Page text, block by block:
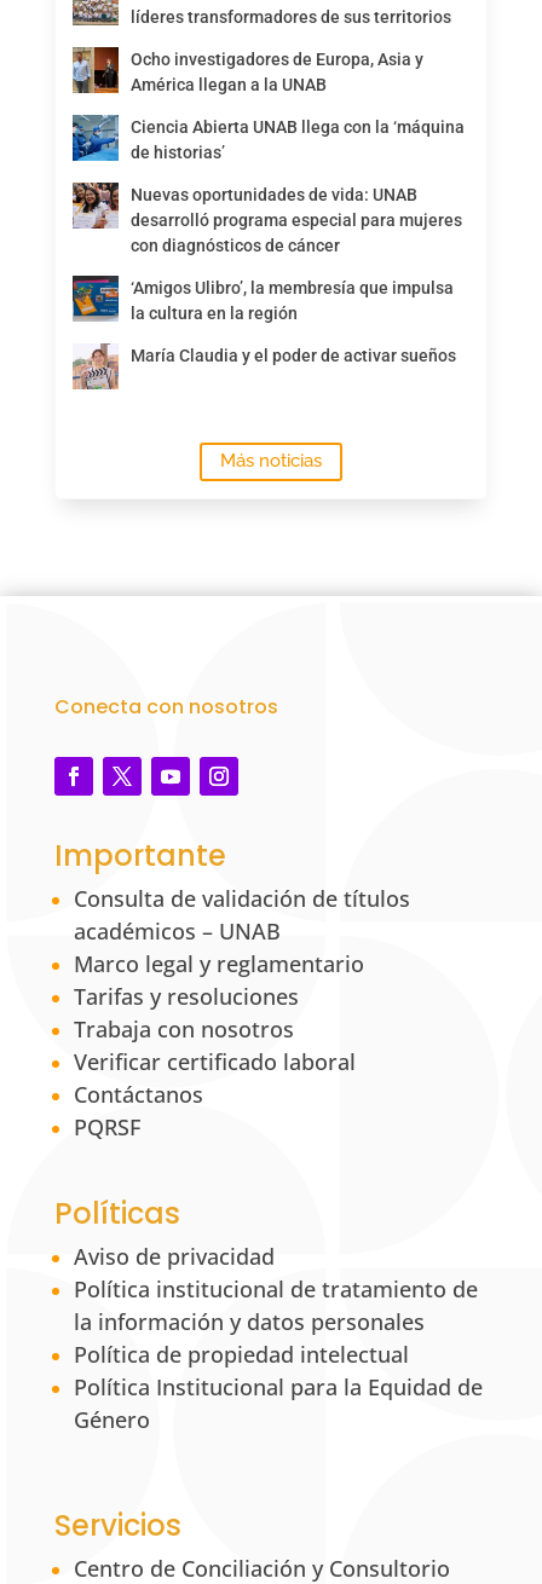
líderes transformadores de sus territorios
Ocho investigadores de Europa, Asia y
América llegan a la UNAB
Ciencia Abierta UNAB llega con la ‘máquina
de historias’
Nuevas oportunidades de vida: UNAB
desarrolló programa especial para mujeres
con diagnósticos de cáncer
‘Amigos Ulibro’, la membresía que impulsa
la cultura en la región
María Claudia y el poder de activar sueños
Más noticias
Conecta con nosotros
Importante
Consulta de validación de títulos
académicos – UNAB
Marco legal y reglamentario
Tarifas y resoluciones
Trabaja con nosotros
Verificar certificado laboral
Contáctanos
PQRSF
Políticas
Aviso de privacidad
Política institucional de tratamiento de
la información y datos personales
Política de propiedad intelectual
Política Institucional para la Equidad de
Género
Servicios
Centro de Conciliación y Consultorio